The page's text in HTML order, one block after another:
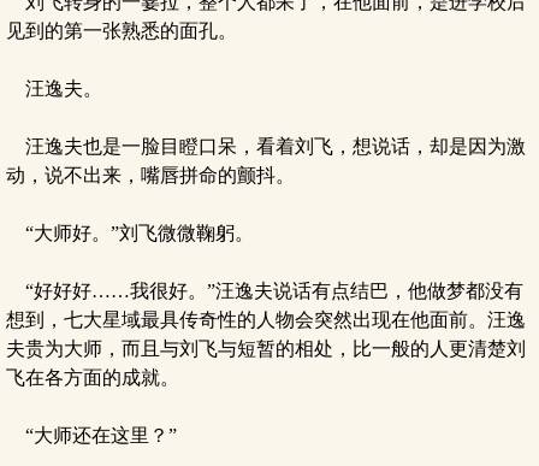
见到的第一张熟悉的面孔。
汪逸夫。
汪逸夫也是一脸目瞪口呆，看着刘飞，想说话，却是因为激
动，说不出来，嘴唇拼命的颤抖。
“大师好。”刘飞微微鞠躬。
“好好好……我很好。”汪逸夫说话有点结巴，他做梦都没有
想到，七大星域最具传奇性的人物会突然出现在他面前。汪逸
夫贵为大师，而且与刘飞与短暂的相处，比一般的人更清楚刘
飞在各方面的成就。
“大师还在这里？”